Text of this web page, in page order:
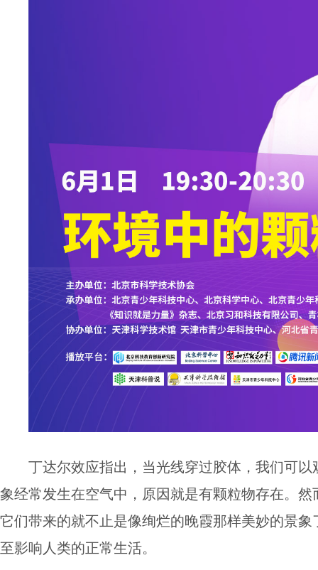
丁达尔效应指出，当光线穿过胶体，我们可
象经常发生在空气中，原因就是有颗粒物存在。
它们带来的就不止是像绚烂的晚霞那样美妙的景
至影响人类的正常生活。